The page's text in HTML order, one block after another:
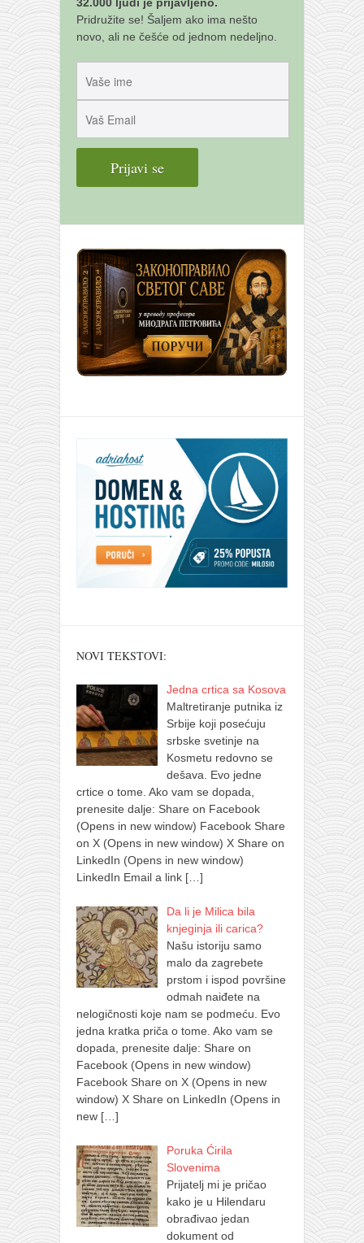
Pridružite se! Šaljem ako ima nešto
novo, ali ne češće od jednom nedeljno.
NOVI TEKSTOVI:
Jedna crtica sa Kosova
Maltretiranje putnika iz
Srbije koji posećuju
srbske svetinje na
Kosmetu redovno se
dešava. Evo jedne
crtice o tome. Ako vam se dopada,
prenesite dalje: Share on Facebook
(Opens in new window) Facebook Share
on X (Opens in new window) X Share on
LinkedIn (Opens in new window)
LinkedIn Email a link […]
Da li je Milica bila
knjeginja ili carica?
Našu istoriju samo
malo da zagrebete
prstom i ispod površine
odmah naiđete na
nelogičnosti koje nam se podmeću. Evo
jedna kratka priča o tome. Ako vam se
dopada, prenesite dalje: Share on
Facebook (Opens in new window)
Facebook Share on X (Opens in new
window) X Share on LinkedIn (Opens in
new […]
Poruka Ćirila
Slovenima
Prijatelj mi je pričao
kako je u Hilendaru
obrađivao jedan
dokument od